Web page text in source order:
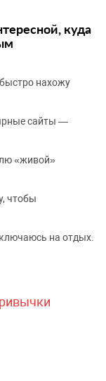
куда
нахожу
сайты —
«живой»
чтобы
на отдых.